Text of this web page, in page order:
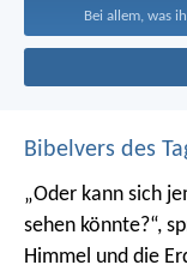
Bei allem, was
Bibelvers des
„Oder kann sich
sehen könnte?“,
Himmel und die